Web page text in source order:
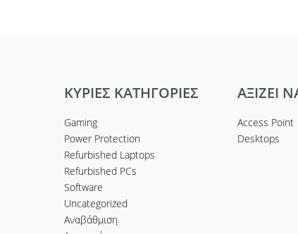
ΚΥΡΙΕΣ ΚΑΤΗΓΟΡΙΕΣ
Gaming
Power Protection
Refurbished Laptops
Refurbished PCs
Software
Uncategorized
Αναβάθμιση
ΑΞΙΖΕΙ
Access Point
Desktops